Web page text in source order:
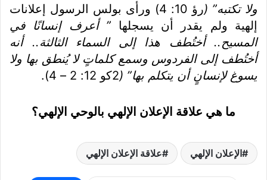
ولا تكتبه” (
رؤ 10: 4) ورأى بولس الرسول إعلانات
إلهية ولم يقدر أن يسجلها ” أعرف إنسانًا في
المسيح.. أختُطف هذا إلى السماء الثالثة.. أنه
أختُطف إلى الفردوس وسمع كلماتٍ لا يُنطق بها ولا
يسوغ لإنسانٍ أن يتكلم بها” (2كو 12: 2 – 4).
ما هي علاقة الإعلان الإلهي بالوحي الإلهي؟
الإعلان الإلهي علاقة الإعلان الإلهي